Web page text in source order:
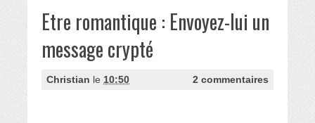
Etre romantique : Envoyez-lui un
message crypté
Christian le 10:50 2 commentaires